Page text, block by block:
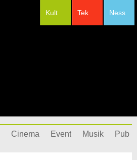
Ness
Tek
Kult
Cinema Event Musik Pub